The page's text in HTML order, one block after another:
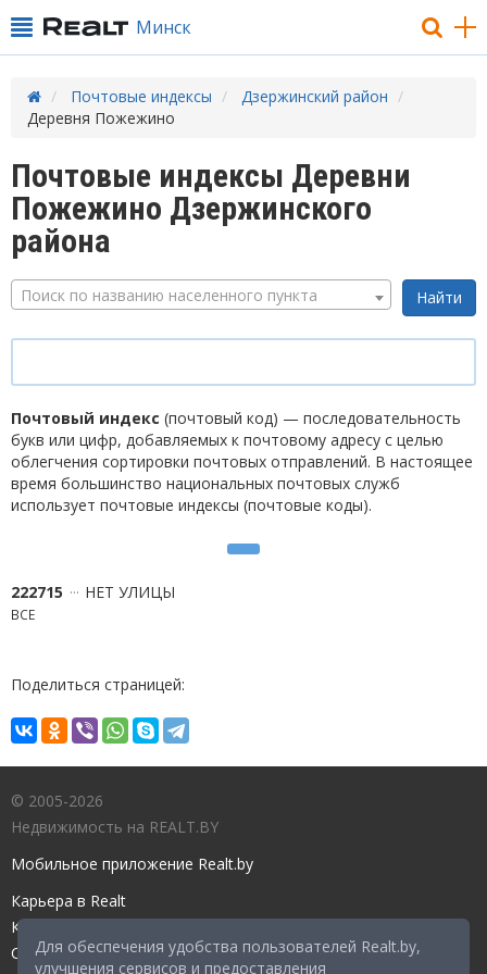
Для обеспечения удобства пользователей Realt.by,
улучшения сервисов и предоставления
Минск
Почтовые индексы
Дзержинский район
Деревня Пожежино
Почтовые индексы Деревни
Пожежино Дзержинского
района
Поиск по названию населенного пункта
Почтовый индекс (почтовый код) — последовательность
букв или цифр, добавляемых к почтовому адресу с целью
облегчения сортировки почтовых отправлений. В настоящее
время большинство национальных почтовых служб
использует почтовые индексы (почтовые коды).
222715 НЕТ УЛИЦЫ
ВСЕ
Поделиться страницей:
© 2005-2026
Недвижимость на REALT.BY
Мобильное приложение Realt.by
Карьера в Realt
Контакты редакции
Справочный центр